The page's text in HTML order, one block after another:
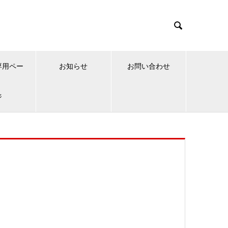

用ペー お知らせ お問い合わせ